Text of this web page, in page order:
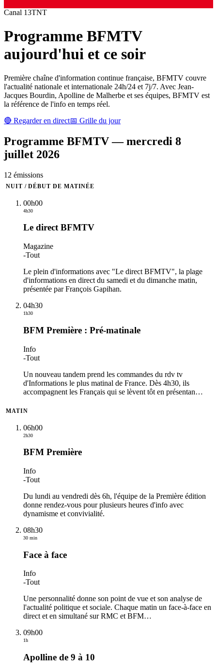
Canal 13TNT
Programme BFMTV
aujourd'hui et ce soir
Première chaîne d'information continue française, BFMTV couvre
l'actualité nationale et internationale 24h/24 et 7j/7. Avec Jean-
Jacques Bourdin, Apolline de Malherbe et ses équipes, BFMTV est
la référence de l'info en temps réel.
🔴 Regarder en direct📅 Grille du jour
Programme BFMTV—mercredi 8
juillet 2026
12 émissions
NUIT / DÉBUT DE MATINÉE
00h00
4h30
Le direct BFMTV
Magazine
-Tout
Le plein d'informations avec "Le direct BFMTV", la plage
d'informations en direct du samedi et du dimanche matin,
présentée par François Gapihan.
04h30
1h30
BFM Première : Pré-matinale
Info
-Tout
Un nouveau tandem prend les commandes du rdv tv
d'Informations le plus matinal de France. Dès 4h30, ils
accompagnent les Français qui se lèvent tôt en présentan…
MATIN
06h00
2h30
BFM Première
Info
-Tout
Du lundi au vendredi dès 6h, l'équipe de la Première édition
donne rendez-vous pour plusieurs heures d'info avec
dynamisme et convivialité.
08h30
30 min
Face à face
Info
-Tout
Une personnalité donne son point de vue et son analyse de
l'actualité politique et sociale. Chaque matin un face-à-face en
direct et en simultané sur RMC et BFM…
09h00
1h
Apolline de 9 à 10